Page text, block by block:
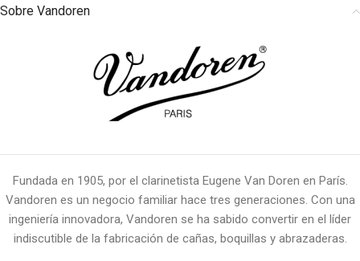
Sobre Vandoren
Fundada en 1905, por el clarinetista Eugene Van Doren en París.
Vandoren es un negocio familiar hace tres generaciones. Con una
ingeniería innovadora, Vandoren se ha sabido convertir en el líder
indiscutible de la fabricación de cañas, boquillas y abrazaderas.